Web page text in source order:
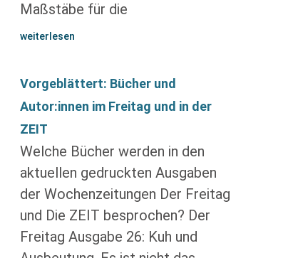
Maßstäbe für die
weiterlesen
Vorgeblättert: Bücher und
Autor:innen im Freitag und in der
ZEIT
Welche Bücher werden in den
aktuellen gedruckten Ausgaben
der Wochenzeitungen Der Freitag
und Die ZEIT besprochen? Der
Freitag Ausgabe 26: Kuh und